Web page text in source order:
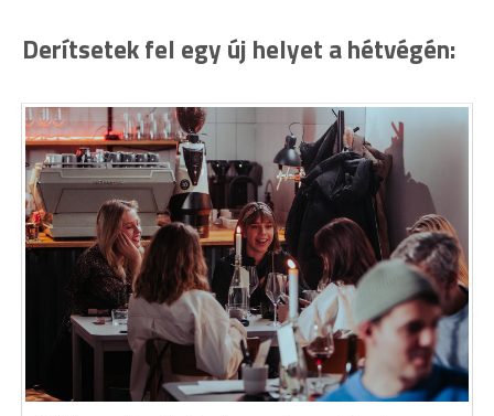
Derítsetek fel egy új helyet a hétvégén: